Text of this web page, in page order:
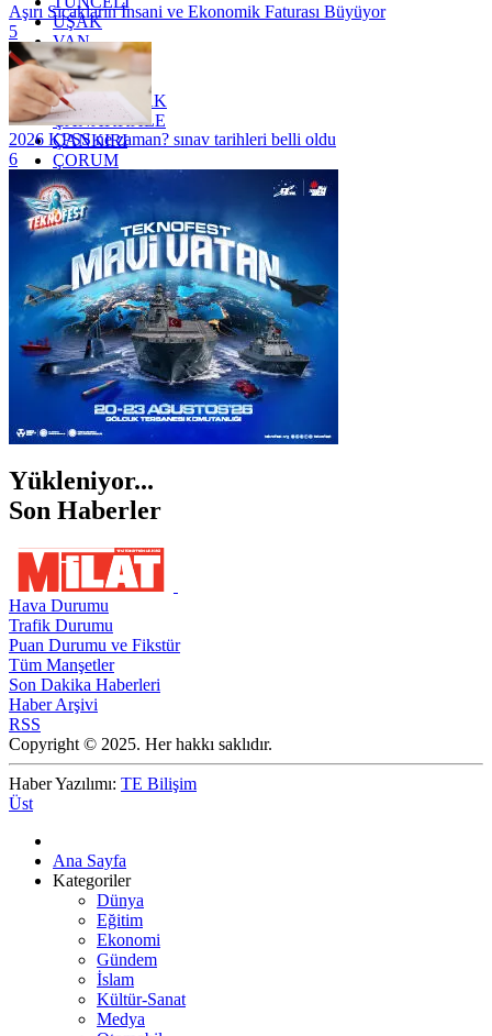
UŞAK
VAN
YALOVA
YOZGAT
ZONGULDAK
ÇANAKKALE
ÇANKIRI
ÇORUM
İSTANBUL
İZMİR
ŞANLIURFA
ŞIRNAK
Aşırı Sıcakların İnsani ve Ekonomik Faturası Büyüyor
5
2026 KPSS ne zaman? sınav tarihleri belli oldu
6
Yükleniyor...
Son Haberler
Hava Durumu
Trafik Durumu
Puan Durumu ve Fikstür
Tüm Manşetler
Son Dakika Haberleri
Haber Arşivi
RSS
Copyright © 2025. Her hakkı saklıdır.
Haber Yazılımı: TE Bilişim
Üst
Ana Sayfa
Kategoriler
Dünya
Eğitim
Ekonomi
Gündem
İslam
Kültür-Sanat
Medya